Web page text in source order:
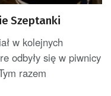
Szeptanki
w kolejnych
odbyły się w piwnicy
razem